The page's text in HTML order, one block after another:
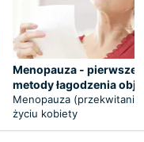
Menopauza - pierwsze
metody łagodzenia
Menopauza
życiu kobiety